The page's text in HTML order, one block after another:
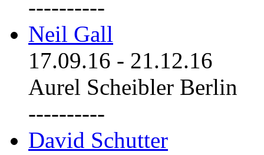
----------
Neil Gall
17.09.16 - 21.12.16
Aurel Scheibler Berlin
----------
David Schutter